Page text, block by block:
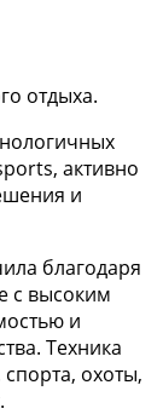
отдыха.
активно
и
благодаря
с высоким
и
Техника
охоты,